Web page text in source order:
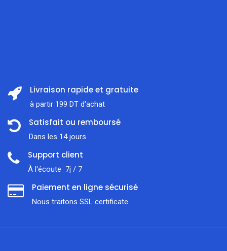
Livraison rapide et gratuite
à partir 199 DT d'achat
Satisfait ou remboursé
Dans les 14 jours
Support client
À l'écoute 7j / 7
Paiement en ligne sécurisé
Nous traitons SSL сertificate